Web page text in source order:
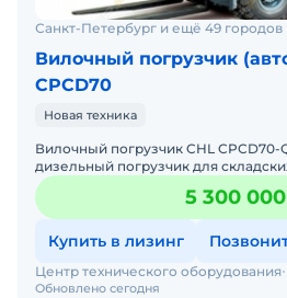
Санкт-Петербург и ещё 49 городов
Вилочный погрузчик
CPCD70
Новая техника
Вилочный погрузчик CHL
дизельный погрузчик для
задач Мы предлагаем: Доставку по России от 2-х дней
Собствен
5 300
Купить в лизинг
Обновлено сегодня
Центр технического оборудования